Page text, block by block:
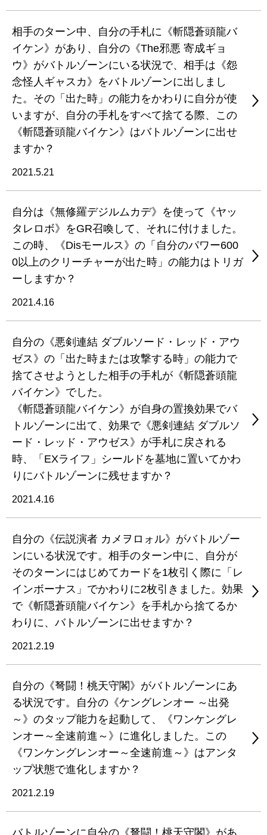
相手のターン中、自分の手札に《斬隠蒼頭龍バ
イケン》があり、自分の《The邪悪 寄成ギョ
ウ》がバトルゾーンにいる状況で、相手は《怨
念怪人ギャスカ》をバトルゾーンに出しまし
た。その「出た時」の能力をかわりに自分が使
いますが、自分の手札をすべて捨てる際、この
《斬隠蒼頭龍バイケン》はバトルゾーンに出せ
ますか？
2021.5.21
自分は《無修羅デジルムカデ》を使って《ヤッ
タレロボ》をGR召喚して、それに付けました。
この時、《Disモールス》の「自分のパワー600
0以上のクリーチャーが出た時」の能力はトリガ
ーしますか？
2021.4.16
自分の《悪剣連結 ダブルソード・レッド・アウ
ゼス》の「出た時または攻撃する時」の能力で
捨てさせようとした相手の手札が《斬隠蒼頭龍
バイケン》でした。
《斬隠蒼頭龍バイケン》が自身の置換効果でバ
トルゾーンに出て、効果で《悪剣連結 ダブルソ
ード・レッド・アウゼス》が手札に戻される
時、「EXライフ」シールドを墓地に置いてかわ
りにバトルゾーンに残せますか？
2021.4.16
自分の《伝説演者 カメヲロォル》がバトルゾー
ンにいる状況です。相手のターン中に、自分が
そのターンにはじめてカードを1枚引く際に「レ
インボーナス」でかわりに2枚引きました。効果
で《斬隠蒼頭龍バイケン》を手札から捨てるか
わりに、バトルゾーンに出せますか？
2021.2.19
自分の《弩闘！桃天守閣》がバトルゾーンにあ
る状況です。自分の《ケングレンオー ～出発
～》のタップ能力を起動して、《ワンケングレ
ンオー～全速前進～》に進化しました。この
《ワンケングレンオー～全速前進～》はアンタ
ップ状態で進化しますか？
2021.2.19
バトルゾーンに自分の《弩闘！桃天守閣》があ